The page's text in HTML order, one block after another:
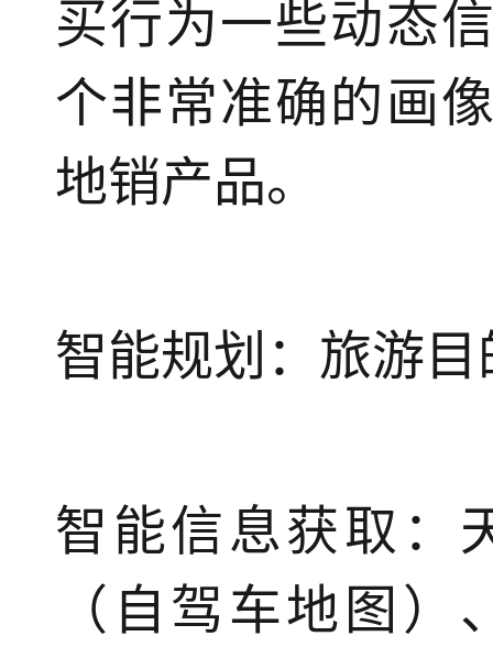
买行为一些动态
个非常准确的画
地销产品。
智能规划：旅游
智能信息获取：
（自驾车地图